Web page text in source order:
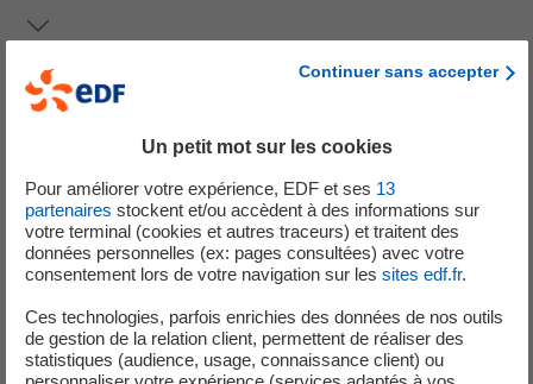
ÉTAPE 2
La production d'électricité
contenu dans chaque cellule, libère des électrons pour créer un
courant électrique continu.
Continuer sans accepter
Un petit mot sur les cookies
Pour améliorer votre expérience, EDF et ses 13
partenaires stockent et/ou accèdent à des informations sur
votre terminal (cookies et autres traceurs) et traitent des
données personnelles (ex: pages consultées) avec votre
consentement lors de votre navigation sur les sites edf.fr.
Ces technologies, parfois enrichies des données de nos outils
de gestion de la relation client, permettent de réaliser des
statistiques (audience, usage, connaissance client) ou